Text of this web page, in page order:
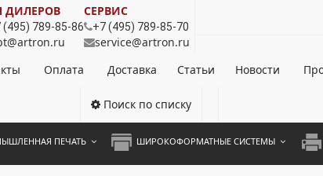
ДИЛЕРОВ
(495) 789-85-86
СЕРВИС
+7 (495) 789-85-70
service@artron.ru
Оплата Доставка Статьи Новости
Поиск по списку
ПЕЧАТЬ ШИРОКОФОРМАТНЫЕ СИСТЕМЫ